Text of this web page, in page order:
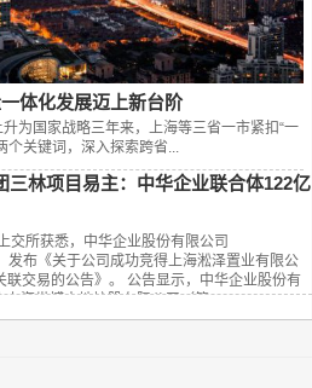
体化发展迈上新台阶
升为国家战略三年来，上海等三省一市紧扣“一
个关键词，深入探索跨省...
三林项目易主：中华企业联合体122亿
交所获悉，中华企业股份有限公司
发布《关于公司成功竞得上海淞泽置业有限公
联交易的公告》。 公告显示，中华企业股份有
上海世博土地控股有限公司（简...